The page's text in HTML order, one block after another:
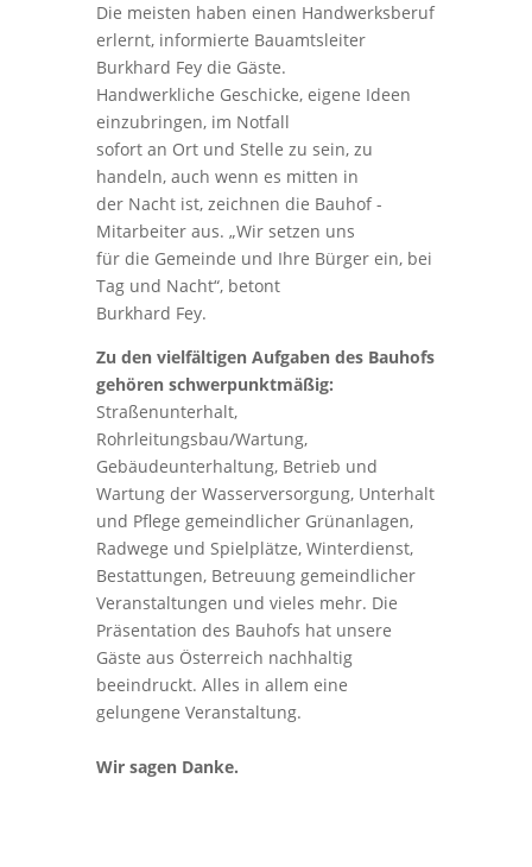
Die meisten haben einen Handwerksberuf
erlernt, informierte Bauamtsleiter
Burkhard Fey die Gäste.
Handwerkliche Geschicke, eigene Ideen
einzubringen, im Notfall
sofort an Ort und Stelle zu sein, zu
handeln, auch wenn es mitten in
der Nacht ist, zeichnen die Bauhof -
Mitarbeiter aus. „Wir setzen uns
für die Gemeinde und Ihre Bürger ein, bei
Tag und Nacht“, betont
Burkhard Fey.
Zu den vielfältigen Aufgaben des Bauhofs
gehören schwerpunktmäßig:
Straßenunterhalt,
Rohrleitungsbau/Wartung,
Gebäudeunterhaltung, Betrieb und
Wartung der Wasserversorgung, Unterhalt
und Pflege gemeindlicher Grünanlagen,
Radwege und Spielplätze, Winterdienst,
Bestattungen, Betreuung gemeindlicher
Veranstaltungen und vieles mehr. Die
Präsentation des Bauhofs hat unsere
Gäste aus Österreich nachhaltig
beeindruckt. Alles in allem eine
gelungene Veranstaltung.
Wir sagen Danke.